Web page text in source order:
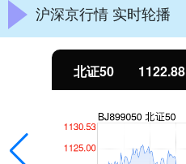
沪深京行情 实时轮播
北证50 1122.88